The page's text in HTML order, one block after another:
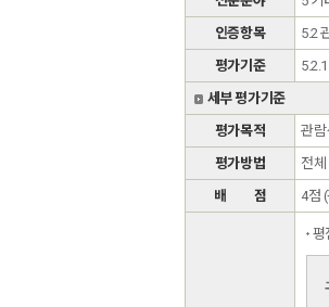
인증항목
5.2
평가기준
세부 평가기준
평가목적
관람
평가방법
전
배 점
4점
평